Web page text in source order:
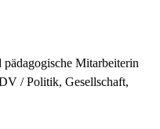
Mitarbeiterin
/ Politik, Gesellschaft,